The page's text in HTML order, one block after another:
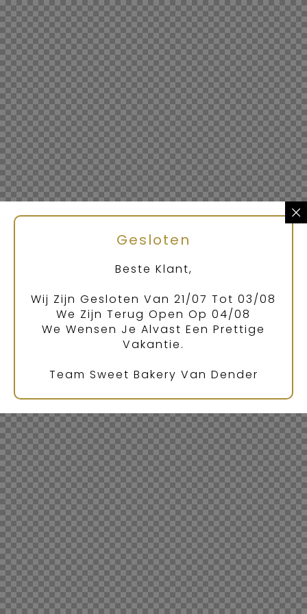
Gesloten
Beste Klant,
Wij Zijn Gesloten Van 21/07 Tot 03/08
We Zijn Terug Open Op 04/08
We Wensen Je Alvast Een Prettige
Vakantie.
Team Sweet Bakery Van Dender